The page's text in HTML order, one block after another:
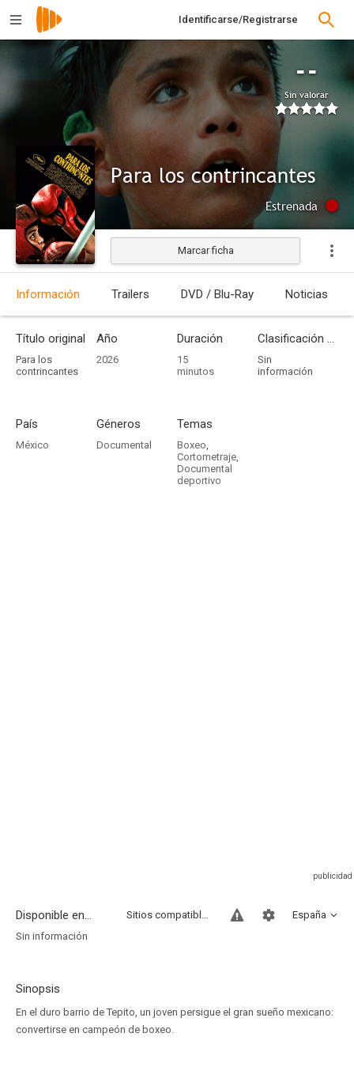
Identificarse/Registrarse
--
Sin valorar
Para los contrincantes
Estrenada
Marcar ficha
Información Trailers DVD / Blu-Ray Noticias
Título original
Para los
contrincantes
Año
2026
Duración
15
minutos
Clasificación por edades
Sin
información
País
México
Géneros
Documental
Temas
Boxeo,
Cortometraje,
Documental
deportivo
Disponible en... España
Sitios compatibles
Sin información
Sinopsis
En el duro barrio de Tepito, un joven persigue el gran sueño mexicano:
convertirse en campeón de boxeo.